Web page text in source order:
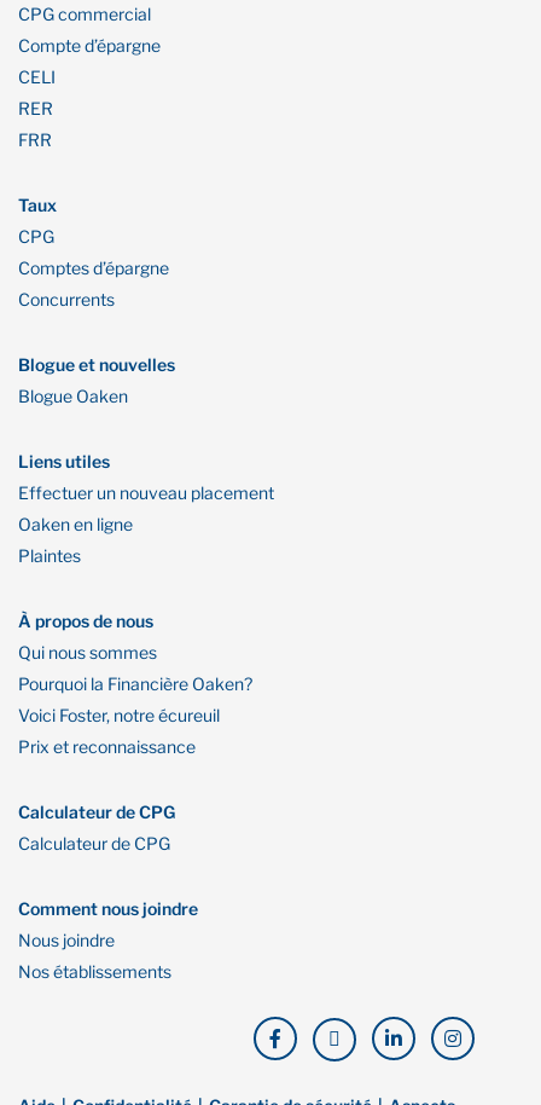
CPG commercial
Compte d’épargne
CELI
RER
FRR
Taux
CPG
Comptes d’épargne
Concurrents
Blogue et nouvelles
Blogue Oaken
Liens utiles
Effectuer un nouveau placement
Oaken en ligne
Plaintes
À propos de nous
Qui nous sommes
Pourquoi la Financière Oaken?
Voici Foster, notre écureuil
Prix et reconnaissance
Calculateur de CPG
Calculateur de CPG
Comment nous joindre
Nous joindre
Nos établissements